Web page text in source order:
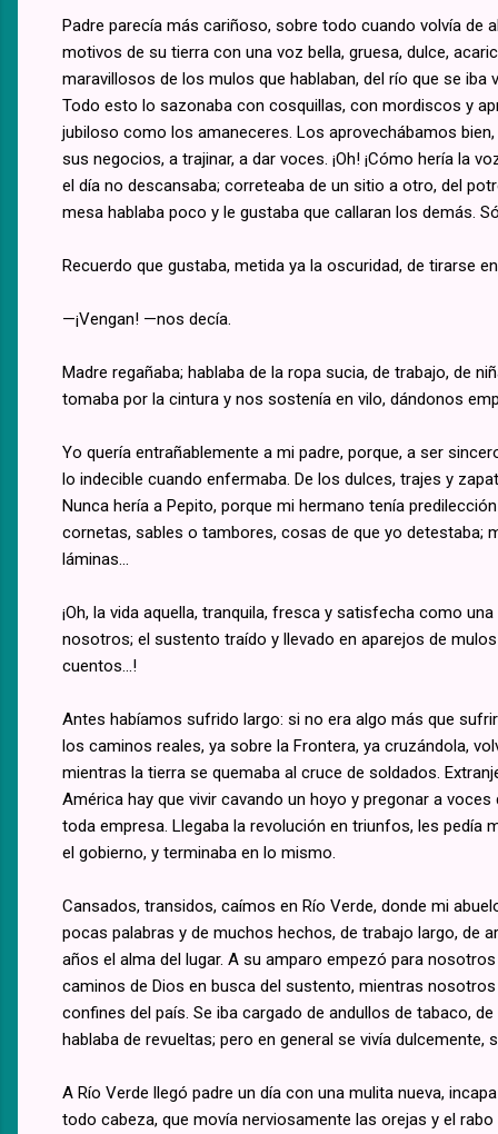
Padre parecía más cariñoso, sobre todo cuando volvía de
motivos de su tierra con una voz bella, gruesa, dulce,
maravillosos de los mulos que hablaban, del río que se
Todo esto lo sazonaba con cosquillas, con mordiscos y
jubiloso como los amaneceres. Los aprovechábamos
sus negocios, a trajinar, a dar voces. ¡Oh! ¡Cómo hería la
el día no descansaba; correteaba de un sitio a otro, del
mesa hablaba poco y le gustaba que callaran los demás.
Recuerdo que gustaba, metida ya la oscuridad, de tirarse
—¡Vengan! —nos decía.
Madre regañaba; hablaba de la ropa sucia, de trabajo, de
tomaba por la cintura y nos sostenía en vilo, dándonos
Yo quería entrañablemente a mi padre, porque, a ser
lo indecible cuando enfermaba. De los dulces, trajes y
Nunca hería a Pepito, porque mi hermano tenía
cornetas, sables o tambores, cosas de que yo detestaba;
láminas...
¡Oh, la vida aquella, tranquila, fresca y satisfecha como
nosotros; el sustento traído y llevado en aparejos de
cuentos...!
Antes habíamos sufrido largo: si no era algo más que
los caminos reales, ya sobre la Frontera, ya cruzándola,
mientras la tierra se quemaba al cruce de soldados.
América hay que vivir cavando un hoyo y pregonar a
toda empresa. Llegaba la revolución en triunfos, les pedía
el gobierno, y terminaba en lo mismo.
Cansados, transidos, caímos en Río Verde, donde mi
pocas palabras y de muchos hechos, de trabajo largo, de
años el alma del lugar. A su amparo empezó para
caminos de Dios en busca del sustento, mientras
confines del país. Se iba cargado de andullos de tabaco,
hablaba de revueltas; pero en general se vivía
A Río Verde llegó padre un día con una mulita nueva,
todo cabeza, que movía nerviosamente las orejas y el